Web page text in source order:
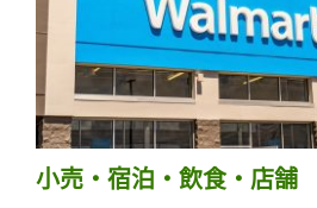
小売・宿泊・飲食・店舗